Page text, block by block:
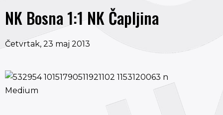
NK Bosna 1:1 NK Čapljina
Četvrtak, 23 maj 2013